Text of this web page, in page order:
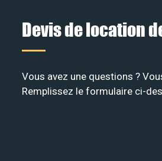
Devis de location
Vous avez une questions ?
Remplissez le formulaire ci-